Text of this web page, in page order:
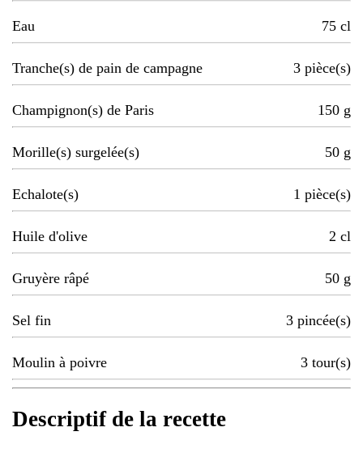
Eau 75 cl
Tranche(s) de pain de campagne 3 pièce(s)
Champignon(s) de Paris 150 g
Morille(s) surgelée(s) 50 g
Echalote(s) 1 pièce(s)
Huile d'olive 2 cl
Gruyère râpé 50 g
Sel fin 3 pincée(s)
Moulin à poivre 3 tour(s)
Descriptif de la recette